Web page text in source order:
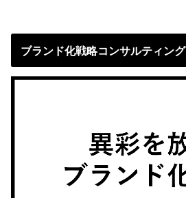
ブランド化戦略コンサルティング